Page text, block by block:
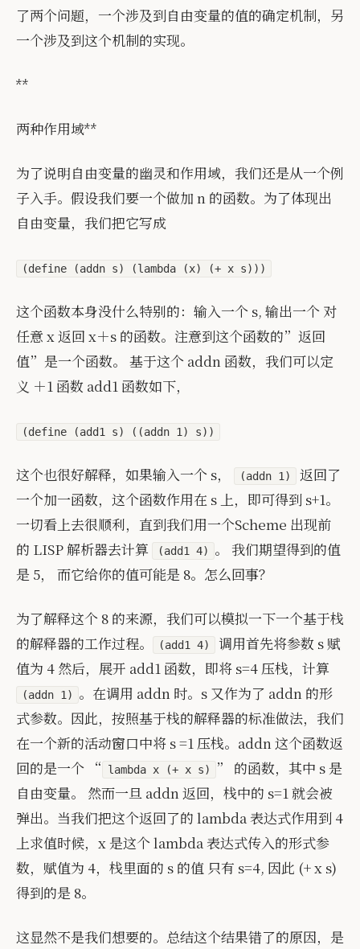
了两个问题，一个涉及到自由变量的值的确定机制，另
一个涉及到这个机制的实现。
**
两种作用域**
为了说明自由变量的幽灵和作用域，我们还是从一个例
子入手。假设我们要一个做加 n 的函数。为了体现出
自由变量，我们把它写成
(define (addn s) (lambda (x) (+ x s)))
这个函数本身没什么特别的：输入一个 s, 输出一个 对
任意 x 返回 x＋s 的函数。注意到这个函数的”返回
值”是一个函数。 基于这个 addn 函数，我们可以定
义 ＋1 函数 add1 函数如下，
(define (add1 s) ((addn 1) s))
这个也很好解释，如果输入一个 s， (addn 1)
返回了
一个加一函数，这个函数作用在 s 上，即可得到 s+1。
一切看上去很顺利，直到我们用一个Scheme 出现前
的 LISP 解析器去计算
(add1 4)
。 我们期望得到的值
是 5， 而它给你的值可能是 8。怎么回事？
为了解释这个 8 的来源，我们可以模拟一下一个基于栈
的解释器的工作过程。
(add1 4)
调用首先将参数 s 赋
值为 4 然后，展开 add1 函数，即将 s=4 压栈，计算
(addn 1)
。在调用 addn 时。s 又作为了 addn 的形
式参数。因此，按照基于栈的解释器的标准做法，我们
在一个新的活动窗口中将 s =1 压栈。addn 这个函数返
回的是一个 “
lambda x (+ x s)
” 的函数，其中 s 是
自由变量。 然而一旦 addn 返回，栈中的 s=1 就会被
弹出。当我们把这个返回了的 lambda 表达式作用到 4
上求值时候，x 是这个 lambda 表达式传入的形式参
数，赋值为 4，栈里面的 s 的值 只有 s=4, 因此 (+ x s)
得到的是 8。
这显然不是我们想要的。总结这个结果错了的原因，是